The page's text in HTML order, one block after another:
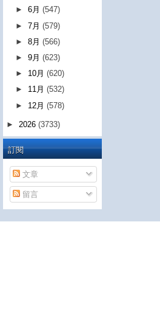
►6月(547)
►7月(579)
►8月(566)
►9月(623)
► 10月(620)
► 11月(532)
► 12月(578)
► 2026 (3733)
訂閱
文章
留言